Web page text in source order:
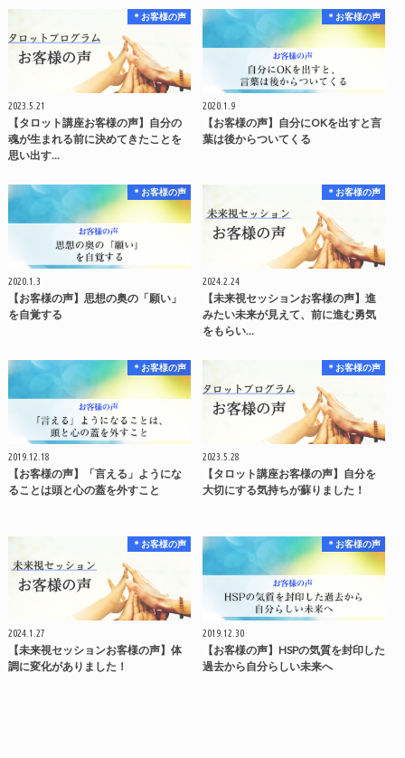
＊お客様の声
2023.5.21
【タロット講座お客様の声】自分の
魂が生まれる前に決めてきたことを
思い出す…
＊お客様の声
2020.1.9
【お客様の声】自分にOKを出すと言
葉は後からついてくる
＊お客様の声
2020.1.3
【お客様の声】思想の奥の「願い」
を自覚する
＊お客様の声
2024.2.24
【未来視セッションお客様の声】進
みたい未来が見えて、前に進む勇気
をもらい…
＊お客様の声
2019.12.18
【お客様の声】「言える」ようにな
ることは頭と心の蓋を外すこと
＊お客様の声
2023.5.28
【タロット講座お客様の声】自分を
大切にする気持ちが蘇りました！
＊お客様の声
2024.1.27
【未来視セッションお客様の声】体
調に変化がありました！
＊お客様の声
2019.12.30
【お客様の声】HSPの気質を封印した
過去から自分らしい未来へ